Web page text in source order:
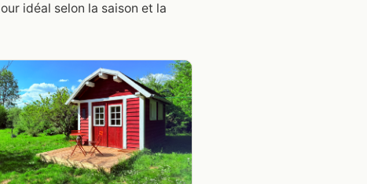
idéal selon la saison et la